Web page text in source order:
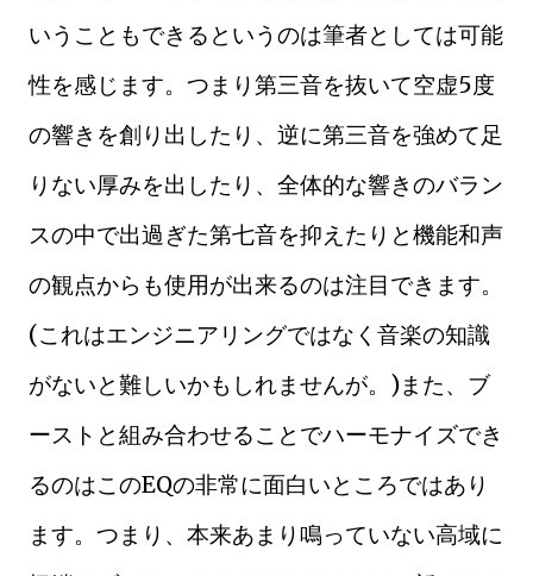
いうこともできるというのは筆者としては可能
性を感じます。つまり第三音を抜いて空虚5度
の響きを創り出したり、逆に第三音を強めて足
りない厚みを出したり、全体的な響きのバラン
スの中で出過ぎた第七音を抑えたりと機能和声
の観点からも使用が出来るのは注目できます。
(これはエンジニアリングではなく音楽の知識
がないと難しいかもしれませんが。)また、ブ
ーストと組み合わせることでハーモナイズでき
るのはこのEQの非常に面白いところではあり
ます。つまり、本来あまり鳴っていない高域に